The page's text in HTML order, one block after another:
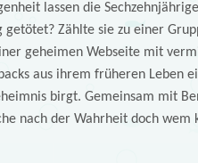
lassen die
getötet? Zählte sie zu einer
geheimen Webseite mit
aus ihrem früheren Leben
birgt. Gemeinsam mit
nach der Wahrheit doch wem